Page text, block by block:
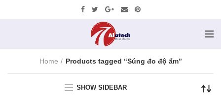
Home Products tagged “Súng đo độ ẩm”
SHOW SIDEBAR